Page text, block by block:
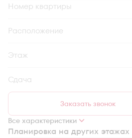
Номер квартиры
Секция
Этаж
Сдача
Заказать звонок
Все характеристики
Планировка на других этажах